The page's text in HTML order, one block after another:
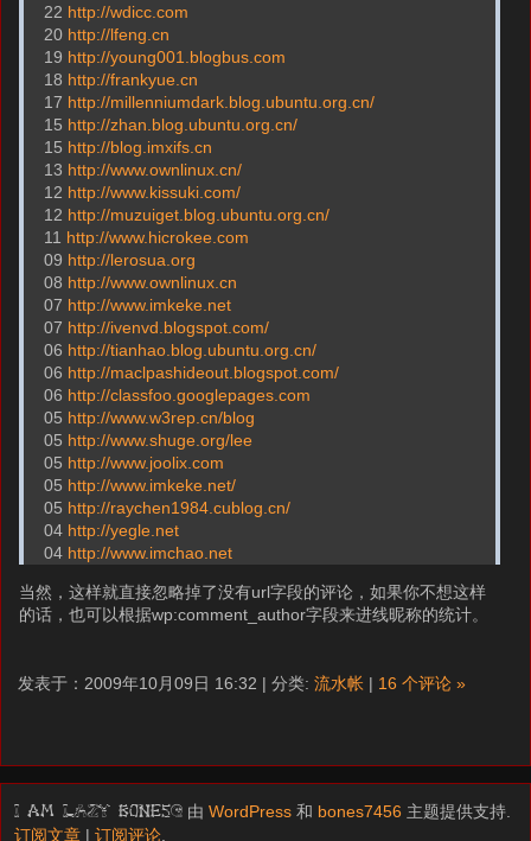
22 http://wdicc.com
20 http://lfeng.cn
19 http://young001.blogbus.com
18 http://frankyue.cn
17 http://millenniumdark.blog.ubuntu.org.cn/
15 http://zhan.blog.ubuntu.org.cn/
15 http://blog.imxifs.cn
13 http://www.ownlinux.cn/
12 http://www.kissuki.com/
12 http://muzuiget.blog.ubuntu.org.cn/
11 http://www.hicrokee.com
09 http://lerosua.org
08 http://www.ownlinux.cn
07 http://www.imkeke.net
07 http://ivenvd.blogspot.com/
06 http://tianhao.blog.ubuntu.org.cn/
06 http://maclpashideout.blogspot.com/
06 http://classfoo.googlepages.com
05 http://www.w3rep.cn/blog
05 http://www.shuge.org/lee
05 http://www.joolix.com
05 http://www.imkeke.net/
05 http://raychen1984.cublog.cn/
04 http://yegle.net
04 http://www.imchao.net
当然，这样就直接忽略掉了没有url字段的评论，如果你不想这样
的话，也可以根据wp:comment_author字段来进线昵称的统计。
发表于：2009年10月09日 16:32 | 分类: 流水帐 | 16 个评论 »
I am LAZY bones? 由WordPress 和 bones7456 主题提供支持.
订阅文章 |订阅评论